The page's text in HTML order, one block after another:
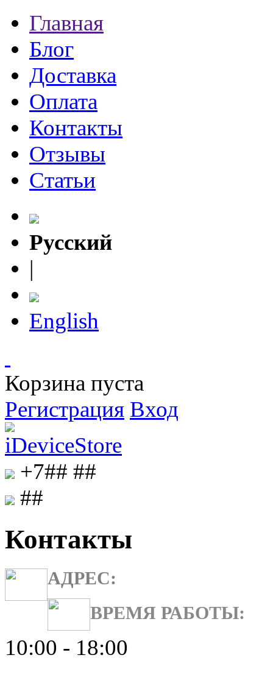
Главная
Блог
Доставка
Оплата
Контакты
Отзывы
Статьи
Русский
|
English
Корзина пуста
Регистрация Вход
+7## ##
##
Контакты
АДРЕС:
ВРЕМЯ РАБОТЫ:
10:00 - 18:00